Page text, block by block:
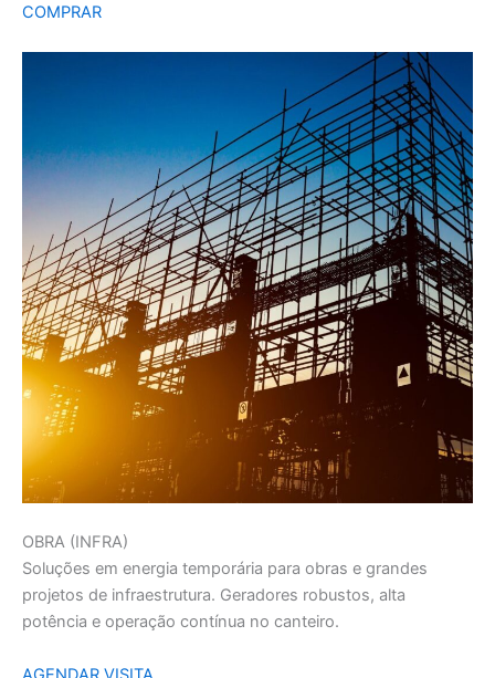
COMPRAR
OBRA (INFRA)
Soluções em energia temporária para obras e grandes
projetos de infraestrutura. Geradores robustos, alta
potência e operação contínua no canteiro.